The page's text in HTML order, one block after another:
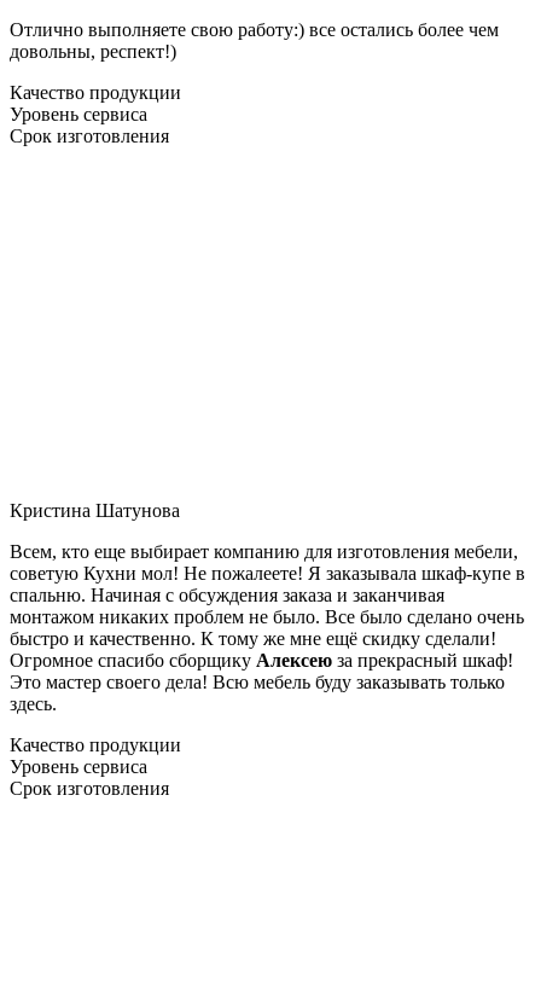
Отлично выполняете свою работу:) все остались более чем
довольны, респект!)
Качество продукции
Уровень сервиса
Срок изготовления
Кристина Шатунова
Всем, кто еще выбирает компанию для изготовления мебели,
советую Кухни мол! Не пожалеете! Я заказывала шкаф-купе в
спальню. Начиная с обсуждения заказа и заканчивая
монтажом никаких проблем не было. Все было сделано очень
быстро и качественно. К тому же мне ещё скидку сделали!
Огромное спасибо сборщику Алексею за прекрасный шкаф!
Это мастер своего дела! Всю мебель буду заказывать только
здесь.
Качество продукции
Уровень сервиса
Срок изготовления